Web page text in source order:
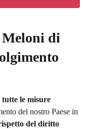
Meloni di
le misure
del nostro Paese in
del diritto